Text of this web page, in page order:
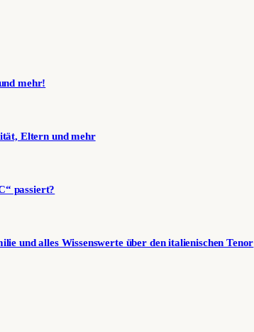
mehr!
Eltern und mehr
passiert?
und alles Wissenswerte über den italienischen Tenor